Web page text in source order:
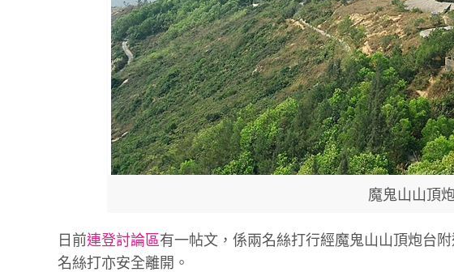
魔鬼山山頂
日前連登討論區有一帖文，係兩名絲打行經魔鬼山山頂炮台
名絲打亦安全離開。